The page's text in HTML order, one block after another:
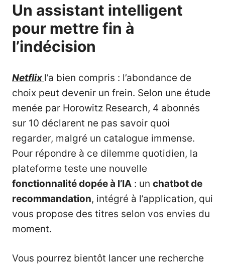
Un assistant intelligent
pour mettre fin à
l’indécision
Netflix l’a bien compris : l’abondance de
choix peut devenir un frein. Selon une étude
menée par Horowitz Research, 4 abonnés
sur 10 déclarent ne pas savoir quoi
regarder, malgré un catalogue immense.
Pour répondre à ce dilemme quotidien, la
plateforme teste une nouvelle
fonctionnalité dopée à l’IA : un chatbot de
recommandation, intégré à l’application, qui
vous propose des titres selon vos envies du
moment.
Vous pourrez bientôt lancer une recherche